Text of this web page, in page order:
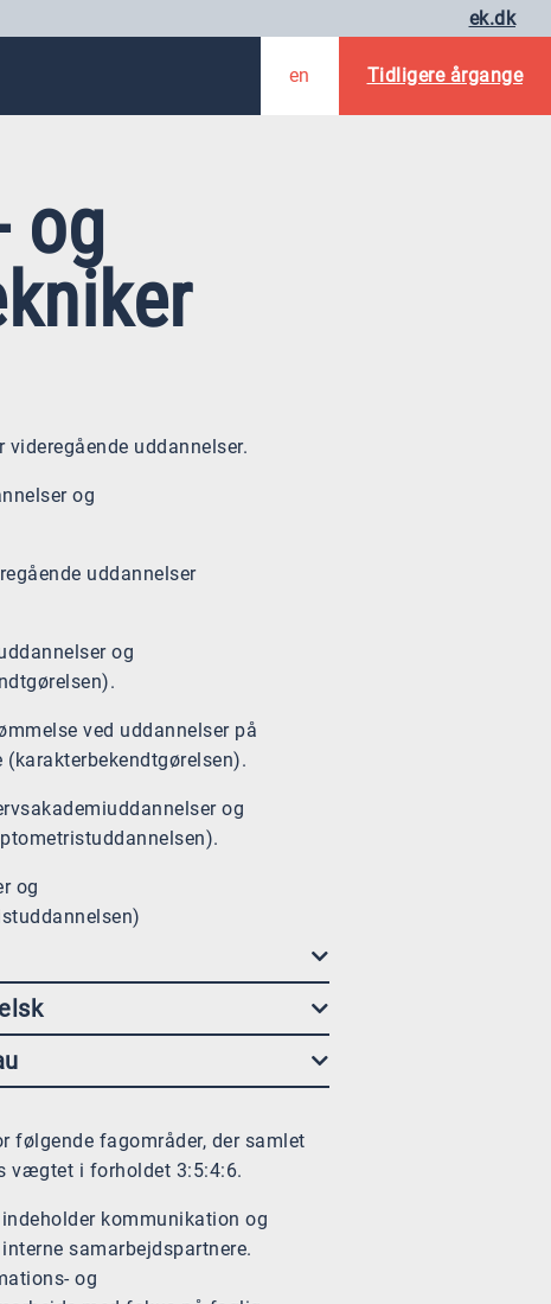
ek.dk
en Tidligere årgange
og
uddannelser.
og
uddannelser
og
ved uddannelser på
og
og
følgende fagområder, der samlet
vægtet i forholdet 3:5:4:6.
kommunikation og
samarbejdspartnere.
og